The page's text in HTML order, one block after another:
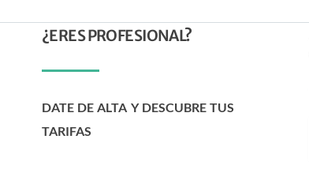
¿ERES PROFESIONAL?
DATE DE ALTA Y DESCUBRE TUS
TARIFAS